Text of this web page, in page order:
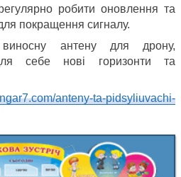
робити оновлення та
покращення сигналу.
антену для дрону,
себе нові горизонти та
anteny-ta-pidsyliuvachi-